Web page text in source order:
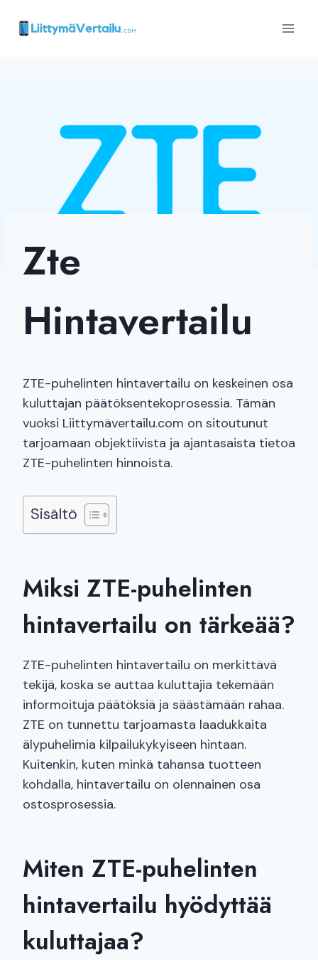
sisältöön
Zte
Hintavertailu
ZTE-puhelinten hintavertailu on keskeinen osa
kuluttajan päätöksentekoprosessia. Tämän
vuoksi Liittymävertailu.com on sitoutunut
tarjoamaan objektiivista ja ajantasaista tietoa
ZTE-puhelinten hinnoista.
Sisältö
Miksi ZTE-puhelinten
hintavertailu on tärkeää?
ZTE-puhelinten hintavertailu on merkittävä
tekijä, koska se auttaa kuluttajia tekemään
informoituja päätöksiä ja säästämään rahaa.
ZTE on tunnettu tarjoamasta laadukkaita
älypuhelimia kilpailukykyiseen hintaan.
Kuitenkin, kuten minkä tahansa tuotteen
kohdalla, hintavertailu on olennainen osa
ostosprosessia.
Miten ZTE-puhelinten
hintavertailu hyödyttää
kuluttajaa?